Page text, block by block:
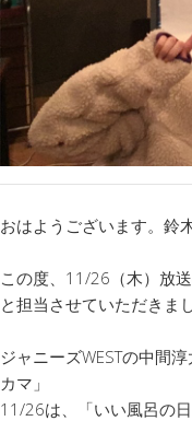
おはようございます。鈴
この度、11/26（木）放
と担当させていただきまし
ジャニーズWESTの中間
カマ」
11/26は、「いい風呂の